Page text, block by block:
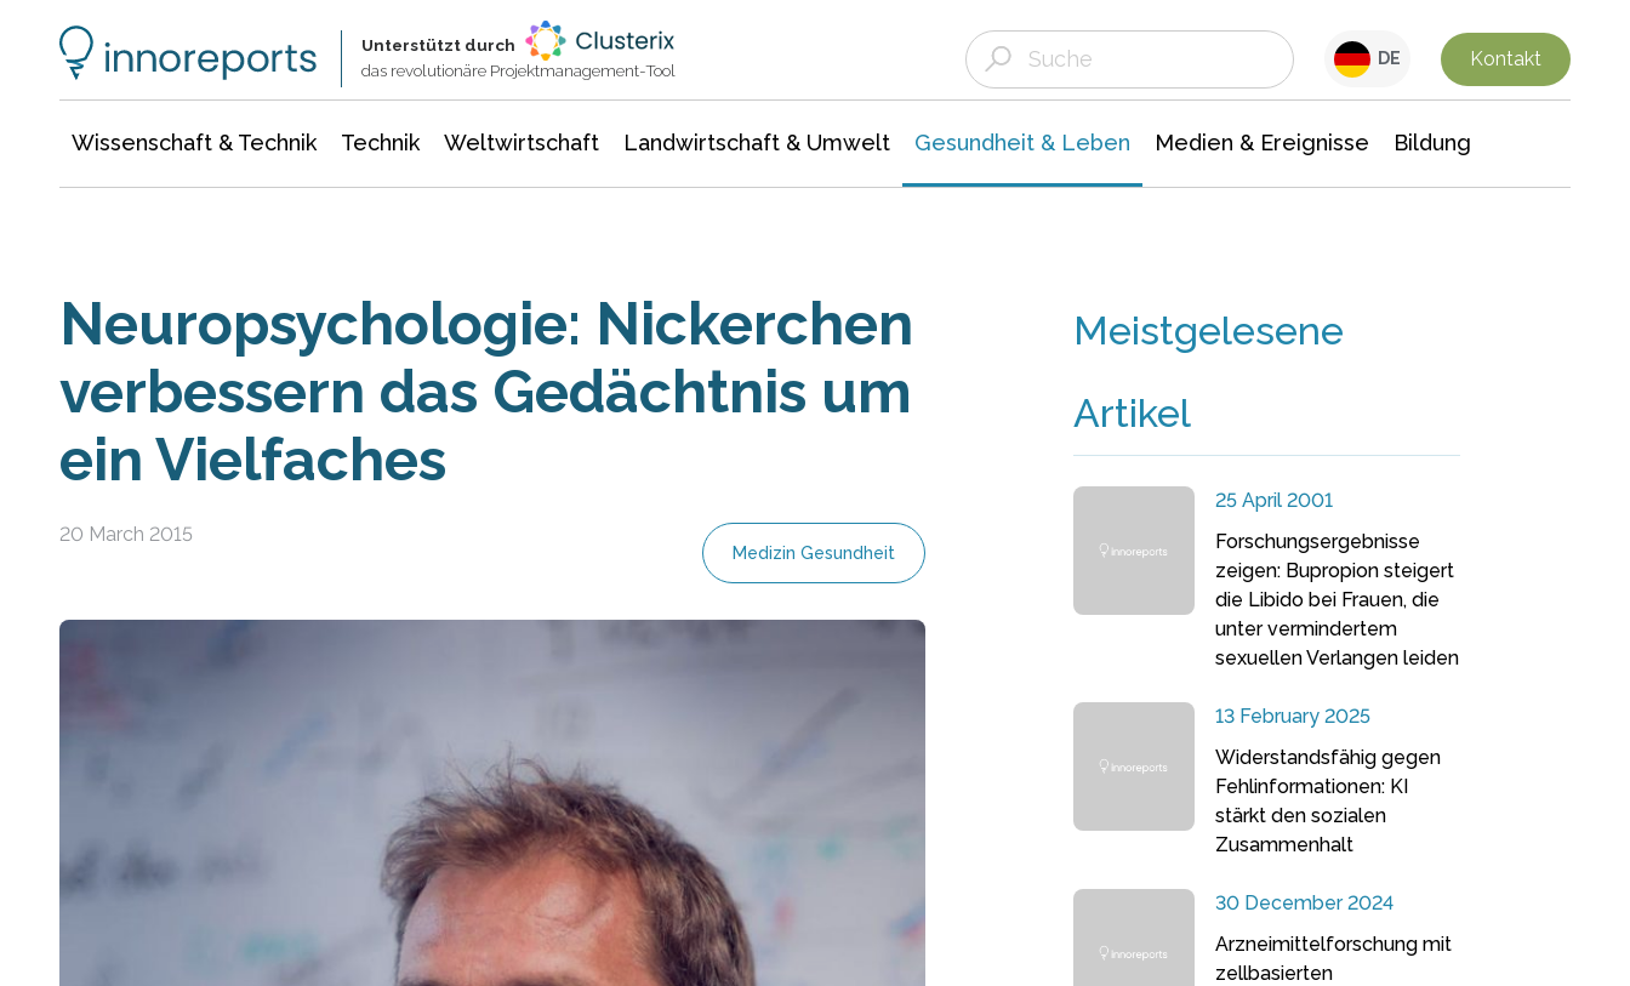
Unterstützt durch
das revolutionäre Projektmanagement-Tool
DE Kontakt
Wissenschaft & Technik Technik Weltwirtschaft Landwirtschaft & Umwelt Gesundheit & Leben Medien & Ereignisse Bildung
Neuropsychologie: Nickerchen
verbessern das Gedächtnis um
ein Vielfaches
20 March 2015
Medizin Gesundheit
Meistgelesene
Artikel
25 April 2001
Forschungsergebnisse
zeigen: Bupropion steigert
die Libido bei Frauen, die
unter vermindertem
sexuellen Verlangen leiden
13 February 2025
Widerstandsfähig gegen
Fehlinformationen: KI
stärkt den sozialen
Zusammenhalt
30 December 2024
Arzneimittelforschung mit
zellbasierten